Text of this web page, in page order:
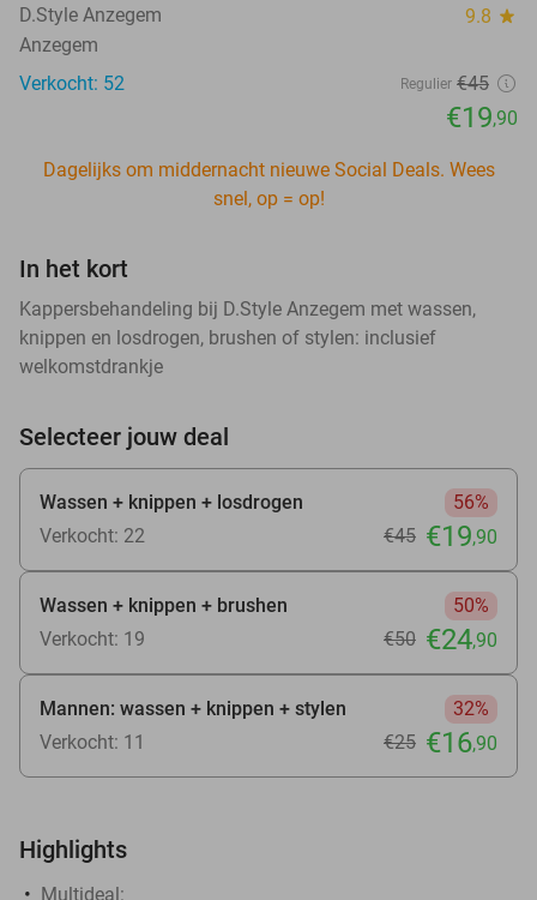
D.Style Anzegem 9.8 star
Anzegem
Verkocht: 52
Regulier €45
€19,90
Dagelijks om middernacht nieuwe Social Deals. Wees
snel, op = op!
In het kort
Kappersbehandeling bij D.Style Anzegem met wassen,
knippen en losdrogen, brushen of stylen: inclusief
welkomstdrankje
Selecteer jouw deal
Wassen + knippen + losdrogen
56%
Verkocht: 22
€45 €19,90
Wassen + knippen + brushen
50%
Verkocht: 19
€50 €24,90
Mannen: wassen + knippen + stylen
32%
Verkocht: 11
€25 €16,90
Highlights
Multideal: